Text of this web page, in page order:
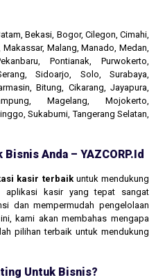
Bekasi, Bogor, Cilegon, Cimahi,
Malang, Manado, Medan,
Pontianak, Purwokerto,
Sidoarjo, Solo, Surabaya,
Bitung, Cikarang, Jayapura,
Magelang, Mojokerto,
Sukabumi, Tangerang Selatan,
Anda – YAZCORP.id
kasir terbaikuntuk mendukung
aplikasi kasir yang tepat sangat
dan mempermudah pengelolaan
kami akan membahas mengapa
pilihan terbaik untuk mendukung
Untuk Bisnis?